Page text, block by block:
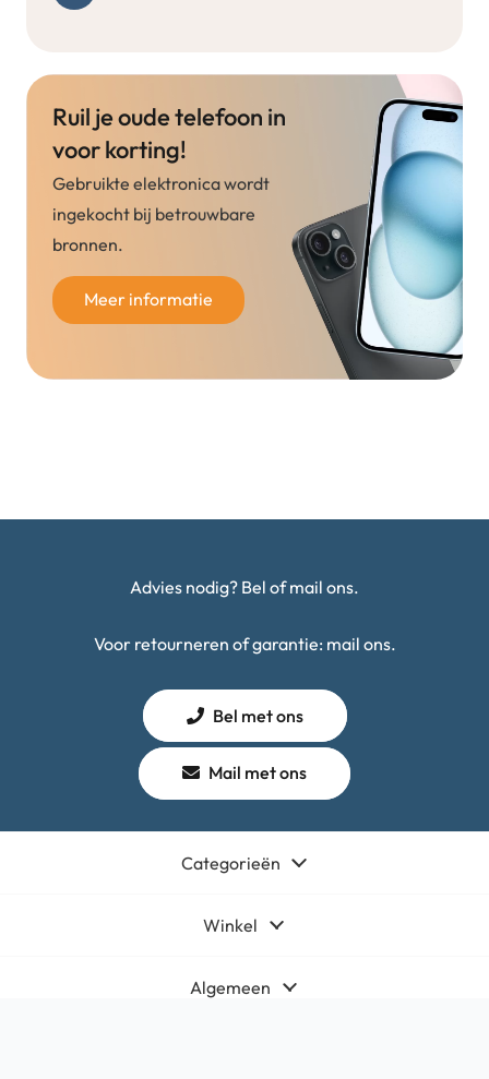
Ruil je oude telefoon in
voor korting!
Gebruikte elektronica wordt
ingekocht bij betrouwbare
bronnen.
Meer informatie
Advies nodig? Bel of mail ons.
Voor retourneren of garantie: mail ons.
Bel met ons
Mail met ons
Categorieën
Winkel
Algemeen